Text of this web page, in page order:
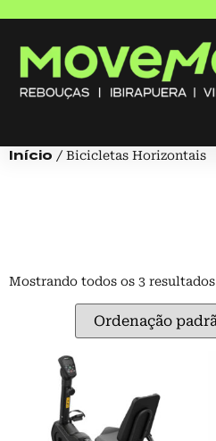
Início / Bicicletas Horizontais
Mostrando todos os 3 resultados